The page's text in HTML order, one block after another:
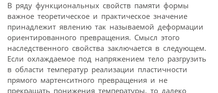
В ряду функциональных свойств памяти формы
важное теоретическое и практическое значение
принадлежит явлению так называемой деформации
ориентированного превращения. Смысл этого
наследственного свойства заключается в следующем.
Если охлаждаемое под напряжением тело разгрузить
в области температур реализации пластичности
прямого мартенситного превращения и не
прекращать понижения температуры, то далеко